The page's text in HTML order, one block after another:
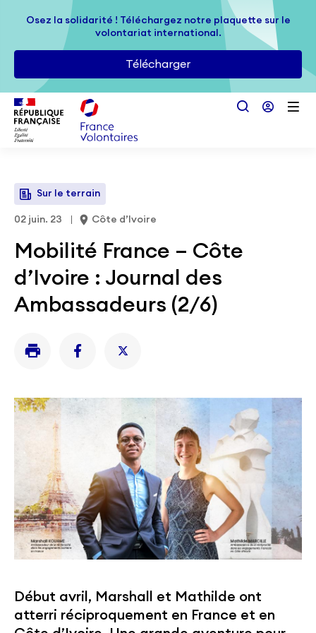
Passer au contenu principal
Osez la solidarité ! Téléchargez notre plaquette sur le
volontariat international.
Télécharger
Osez la solidarité ! Téléchargez notre plaquette sur le
volontariat international.
Télécharger
Sur le terrain
02 juin. 23 Côte d’Ivoire
Mobilité France – Côte
d’Ivoire : Journal des
Ambassadeurs (2/6)
Début avril, Marshall et Mathilde ont
atterri réciproquement en France et en